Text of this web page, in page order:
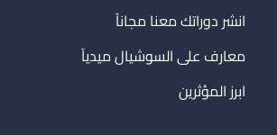
انشر دوراتك معنا مجاناً
معارف على السوشيال ميدياً
ابرز المؤثرين